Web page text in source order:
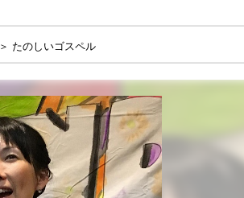
＞ たのしいゴスペル